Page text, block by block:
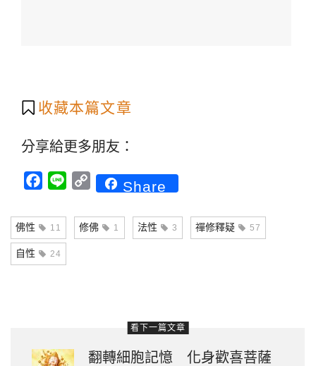
收藏本篇文章
分享給更多朋友：
Facebook
Line CopyShare
佛性 11 修佛 1 法性 3 禪修釋疑 57
自性 24
看下一篇文章
翻轉細胞記憶 化身歡喜菩薩